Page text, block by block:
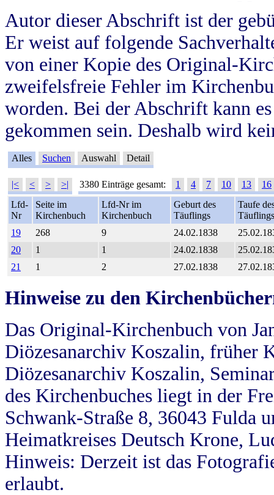
Autor dieser Abschrift ist der
Er weist auf folgende
von einer Kopie des Original-
zweifelsfreie Fehler im
worden. Bei der Abschrift kann
gekommen sein. Deshalb wird
Alles Suchen Auswahl Detail
|< < > >| 3380 Einträge gesamt: 1 4 7 10 13
16
Lfd-
Nr
Seite im
Kirchenbuch
Lfd-Nr im
Kirchenbuch
Geburt des
Täuflings
Taufe
Täuflings
19
268 9 24.02.1838
20
1 1 24.02.1838
21
1 2 27.02.1838
Hinweise zu den
Das Original-Kirchenbuch von
Diözesanarchiv Koszalin, früher
Diözesanarchiv Koszalin,
des Kirchenbuches liegt in der
Schwank-Straße 8, 36043 Fulda
Heimatkreises Deutsch Krone,
Hinweis: Derzeit ist das
erlaubt.